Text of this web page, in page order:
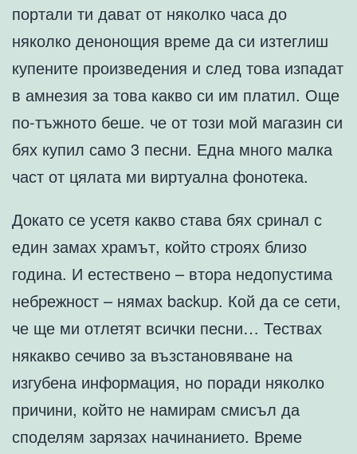
портали ти дават от няколко часа до
няколко денонощия време да си изтеглиш
купените произведения и след това изпадат
в амнезия за това какво си им платил. Още
по-тъжното беше. че от този мой магазин си
бях купил само 3 песни. Една много малка
част от цялата ми виртуална фонотека.
Докато се усетя какво става бях сринал с
един замах храмът, който строях близо
година. И естествено – втора недопустима
небрежност – нямах backup. Кой да се сети,
че ще ми отлетят всички песни… Тествах
някакво сечиво за възстановяване на
изгубена информация, но поради няколко
причини, който не намирам смисъл да
споделям зарязах начинанието. Време